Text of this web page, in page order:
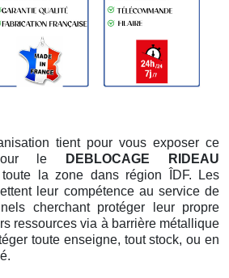
tient pour vous exposer ce
le
DEBLOCAGE RIDEAU
la zone dans région ÎDF. Les
leur compétence au service de
cherchant protéger leur propre
ressources via à barrière métallique
toute enseigne, tout stock, ou en